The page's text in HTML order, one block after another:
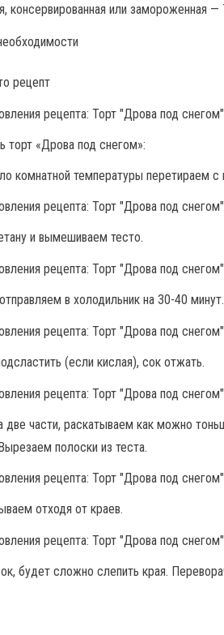
консервированная или замороженная —
рецепт
торт «Дрова под снегом»:
комнатной температуры перетираем с
и вымешиваем тесто.
в холодильник на 30-40 минут.
(если кислая), сок отжать.
две части, раскатываем как можно
полоски из теста.
отходя от краев.
будет сложно слепить края.